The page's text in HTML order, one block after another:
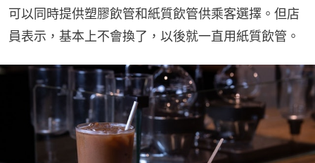
可以同時提供塑膠飲管和紙質飲管供乘客選擇。但店
員表示，基本上不會換了，以後就一直用紙質飲管。